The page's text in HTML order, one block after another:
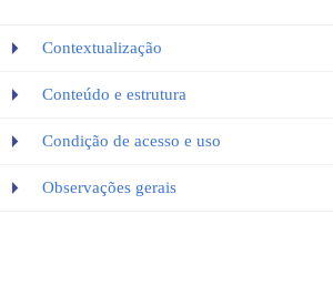
Contextualização
Conteúdo e estrutura
Condição de acesso e uso
Observações gerais